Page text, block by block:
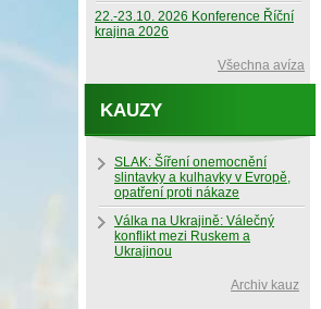
22.-23.10. 2026 Konference Říční
krajina 2026
Všechna avíza
KAUZY
SLAK: Šíření onemocnění
slintavky a kulhavky v Evropě,
opatření proti nákaze
Válka na Ukrajině: Válečný
konflikt mezi Ruskem a
Ukrajinou
Archiv kauz